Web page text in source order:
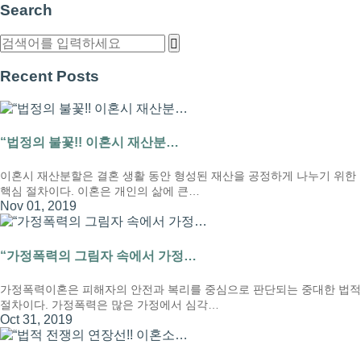
Search
Recent Posts
“법정의 불꽃!! 이혼시 재산분…
이혼시 재산분할은 결혼 생활 동안 형성된 재산을 공정하게 나누기 위한
핵심 절차이다. 이혼은 개인의 삶에 큰…
Nov 01, 2019
“가정폭력의 그림자 속에서 가정…
가정폭력이혼은 피해자의 안전과 복리를 중심으로 판단되는 중대한 법적
절차이다. 가정폭력은 많은 가정에서 심각…
Oct 31, 2019